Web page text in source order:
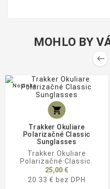
MOHLO BY

Novinka

Trakker Okuliare
Polarizačné Classic
Sunglasses
Trakker Okuliare
Polarizačné Classic.
25,00 €
20.33 € bez DPH